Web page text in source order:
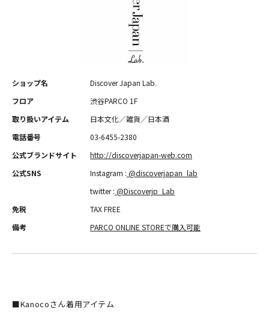
ショップ名
Discover Japan Lab.
フロア
渋谷PARCO 1F
取り扱いアイテム
日本文化／雑貨／日本酒
電話番号
03-6455-2380
公式ブランドサイト
http://discoverjapan-web.com
公式SNS
Instagram : @discoverjapan_lab
twitter : @Discoverjp_Lab
免税
TAX FREE
備考
PARCO ONLINE STOREで購入可能
■Kanocoさん着用アイテム